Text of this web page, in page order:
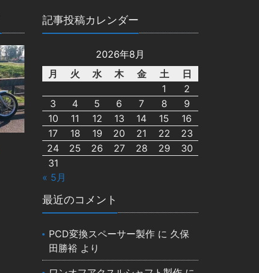
記事投稿カレンダー
2026年8月
月
火 水 木 金 土
日
1
2
3
4 5 6 7 8
9
10
11 12 13 14 15
16
17
18 19 20 21 22
23
24
25 26 27 28 29
30
31
« 5月
最近のコメント
PCD変換スペーサー製作に 久保
田勝裕より